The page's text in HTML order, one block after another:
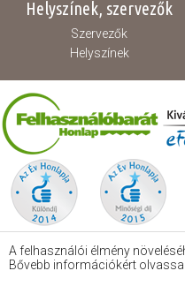
Helyszínek, szervezők
Szervezők
Helyszínek
A felhasználói élmény
Bővebb információkért olvassa